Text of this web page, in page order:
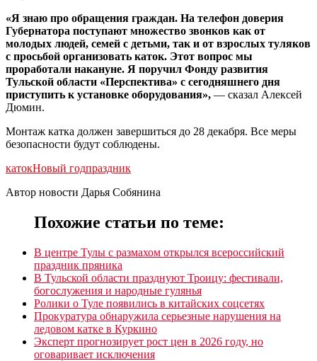
«Я знаю про обращения граждан. На телефон доверия
Губернатора поступают множество звонков как от
молодых людей, семей с детьми, так и от взрослых туляков
с просьбой организовать каток. Этот вопрос мы
проработали накануне. Я поручил Фонду развития
Тульской области «Перспектива» с сегодняшнего дня
приступить к установке оборудования», — сказал Алексей
Дюмин.
Монтаж катка должен завершиться до 28 декабря. Все меры
безопасности будут соблюдены.
катокНовый годпраздник
Автор новости Дарья Собянина
Похожие статьи по теме:
В центре Тулы с размахом открылся всероссийский
праздник пряника
В Тульской области празднуют Троицу: фестивали,
богослужения и народные гулянья
Ролики о Туле появились в китайских соцсетях
Прокуратура обнаружила серьезные нарушения на
ледовом катке в Куркино
Эксперт прогнозирует рост цен в 2026 году, но
оговаривает исключения